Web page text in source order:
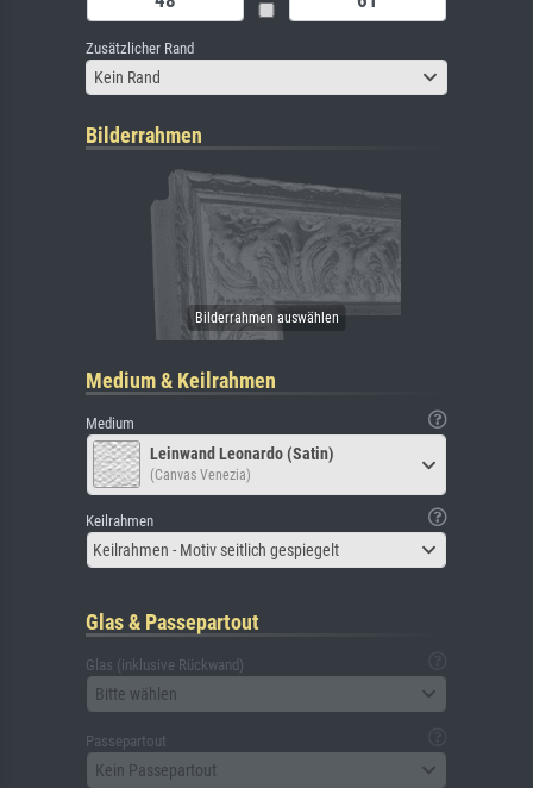
Zusätzlicher Rand
Kein Rand
Bilderrahmen
Medium & Keilrahmen
Medium
Leinwand Leonardo (Satin)
(Canvas Venezia)
Keilrahmen
Keilrahmen - Motiv seitlich gespiegelt
Glas & Passepartout
Glas (inklusive Rückwand)
Bitte wählen
Passepartout
Kein Passepartout